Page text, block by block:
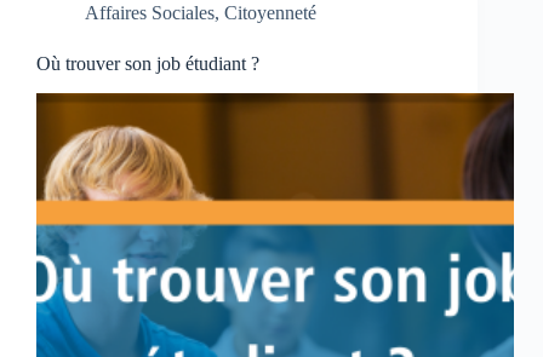
Affaires Sociales, Citoyenneté
Où trouver son job étudiant ?